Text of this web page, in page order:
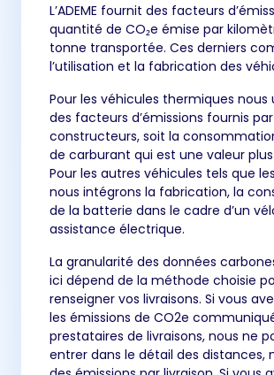
L’ADEME fournit des facteurs
quantité de CO₂e émise par
tonne transportée. Ces derniers
l’utilisation et la fabrication des
Pour les véhicules thermiques nous
des facteurs d’émissions fournis
constructeurs, soit la
de carburant qui est une valeur
Pour les autres véhicules tels que
nous intégrons la fabrication, la
de la batterie dans le cadre d’un
assistance électrique.
La granularité des données
ici dépend de la méthode choisie
renseigner vos livraisons. Si vous
les émissions de CO2e
prestataires de livraisons, nous ne
entrer dans le détail des distances,